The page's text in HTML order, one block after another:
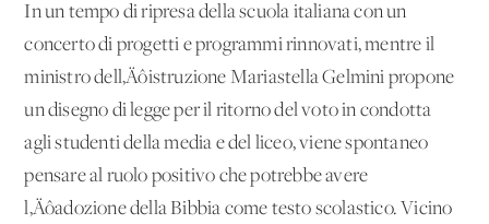
In un tempo di ripresa della scuola italiana con un
concerto di progetti e programmi rinnovati, mentre il
ministro dell‚Äôistruzione Mariastella Gelmini propone
un disegno di legge per il ritorno del voto in condotta
agli studenti della media e del liceo, viene spontaneo
pensare al ruolo positivo che potrebbe avere
l‚Äôadozione della Bibbia come testo scolastico. Vicino